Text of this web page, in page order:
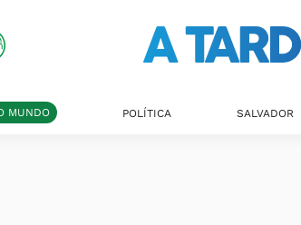
MUNDO POLÍTICA SALVADOR